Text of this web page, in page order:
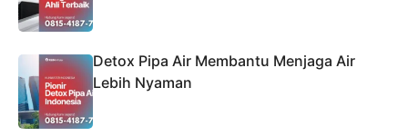
Detox Pipa Air Membantu Menjaga Air
Lebih Nyaman